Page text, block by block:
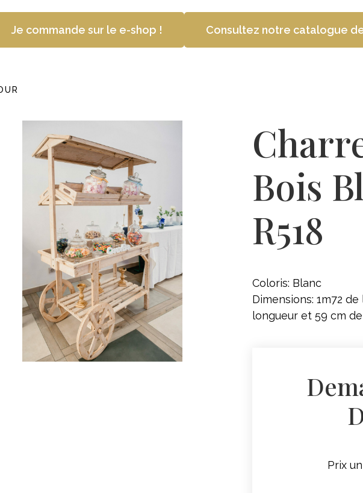
Je commande sur le e-shop ! Consultez notre catalogue
Bois
R518
Coloris: Blanc
Dimensions: 1m72
longueur et 59 cm
Prix